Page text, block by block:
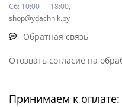
Сб: 10:00 — 18:00,
shop@ydachnik.by
Обратная связь
Отозвать согласие на
Принимаем к оплате: